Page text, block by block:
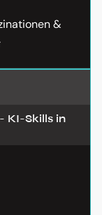
&
KI-Skills in